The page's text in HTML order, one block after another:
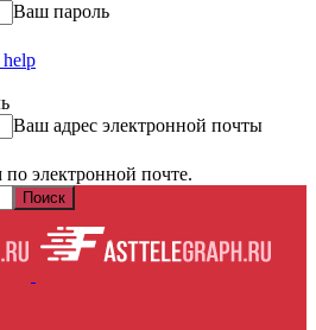
Ваш пароль
Ваш адрес электронной почты
электронной почте.